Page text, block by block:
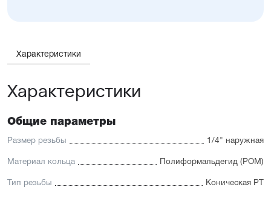
Характеристики
Характеристики
Общие параметры
Размер резьбы 1/4" наружная
Материал кольца Полиформальдегид (POM)
Тип резьбы Коническая PT